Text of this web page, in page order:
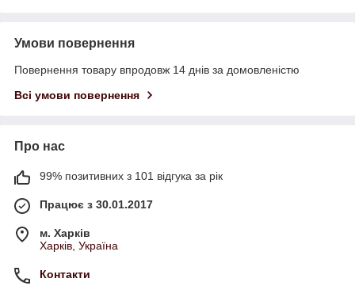
Умови повернення
Повернення товару впродовж 14 днів за домовленістю
Всі умови повернення
Про нас
99% позитивних з 101 відгука за рік
Працює з 30.01.2017
м. Харків
Харків, Україна
Контакти